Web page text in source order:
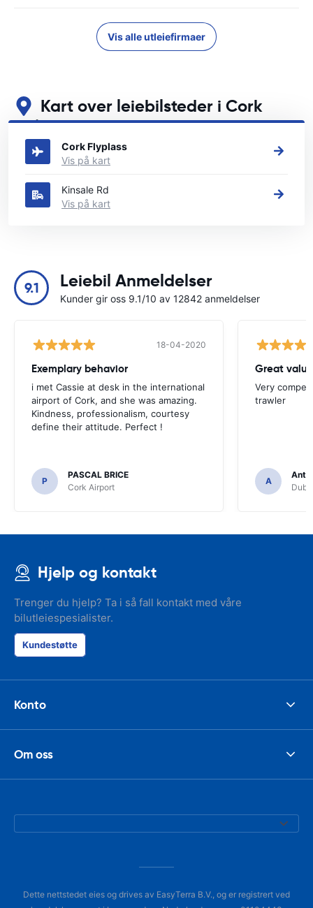
Vis alle utleiefirmaer
Kart over leiebilsteder i Cork
Se våre viktigste bilutleiesteder i Cork
Cork Flyplass
Vis på kart
Kinsale Rd
Vis på kart
9.1 Leiebil Anmeldelser
Kunder gir oss 9.1/10 av 12842 anmeldelser
18-04-2020
Exemplary behavior
i met Cassie at desk in the international
airport of Cork, and she was amazing.
Kindness, professionalism, courtesy
define their attitude. Perfect !
P
PASCAL BRICE
Cork Airport
Great value
Very
trawler
A
Hjelp og kontakt
Trenger du hjelp? Ta i så fall kontakt med våre
bilutleiespesialister.
Kundestøtte
Konto
Om oss
Dette nettstedet eies og drives av EasyTerra B.V., og er registrert ved